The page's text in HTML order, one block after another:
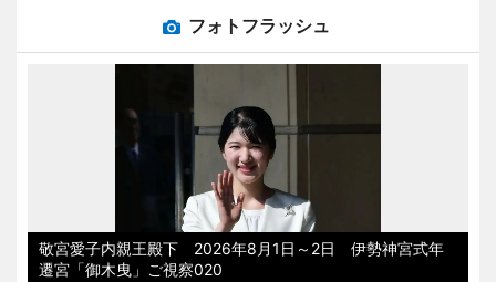
フォトフラッシュ
敬宮愛子内親王殿下 2026年8月1日～2日 伊勢神宮式年
遷宮「御木曳」ご視察020